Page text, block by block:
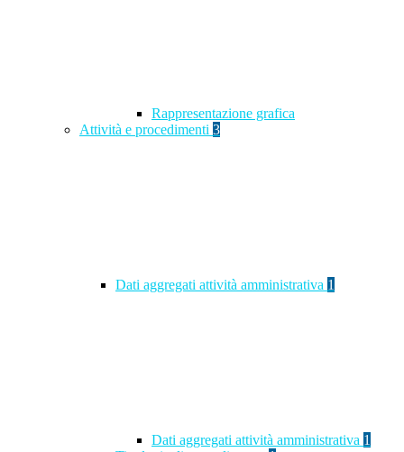
Rappresentazione grafica
Attività e procedimenti 3
Dati aggregati attività amministrativa 1
Dati aggregati attività amministrativa 1